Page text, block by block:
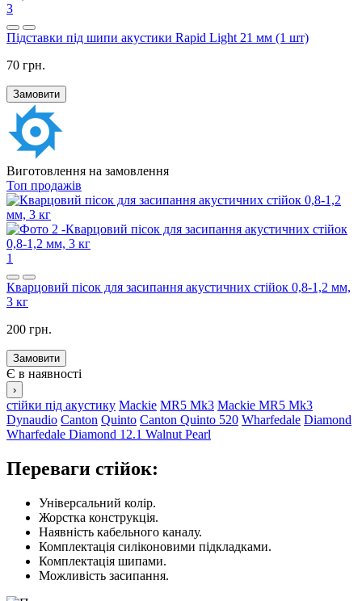
3
Підставки під шипи акустики Rapid Light 21 мм (1 шт)
70 грн.
Замовити
Виготовлення на замовлення
Топ продажів
1
Кварцовий пісок для засипання акустичних стійок 0,8-1,2 мм,
3 кг
200 грн.
Замовити
Є в наявності
›
стійки під акустику Mackie MR5 Mk3 Mackie MR5 Mk3
Dynaudio Canton Quinto Canton Quinto 520 Wharfedale Diamond
Wharfedale Diamond 12.1 Walnut Pearl
Переваги стійок:
Універсальний колір.
Жорстка конструкція.
Наявність кабельного каналу.
Комплектація силіконовими підкладками.
Комплектація шипами.
Можливість засипання.